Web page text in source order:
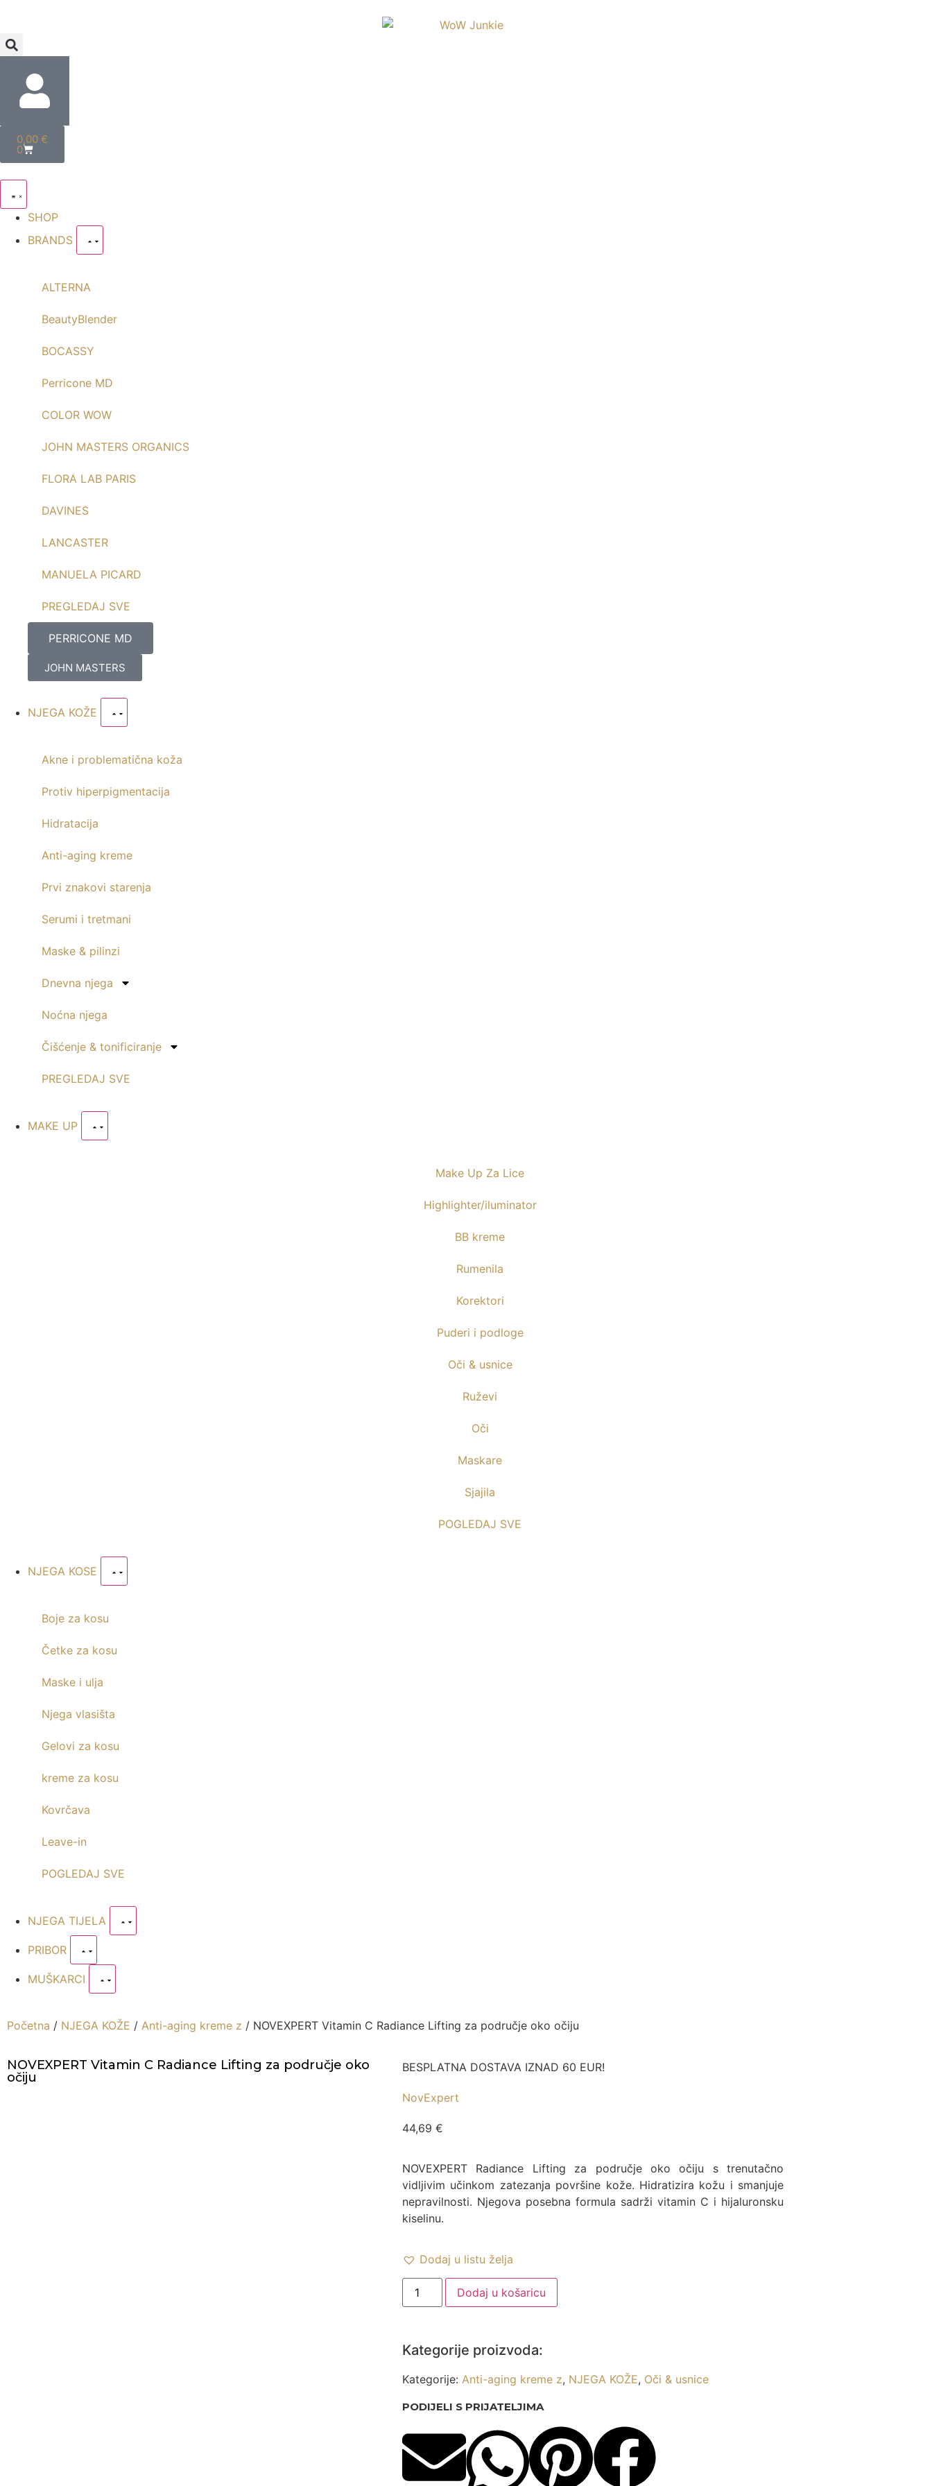
0,00 €
0
SHOP
BRANDS
ALTERNA
BeautyBlender
BOCASSY
Perricone MD
COLOR WOW
JOHN MASTERS ORGANICS
FLORA LAB PARIS
DAVINES
LANCASTER
MANUELA PICARD
PREGLEDAJ SVE
PERRICONE MD
JOHN MASTERS
NJEGA KOŽE
Akne i problematična koža
Protiv hiperpigmentacija
Hidratacija
Anti-aging kreme
Prvi znakovi starenja
Serumi i tretmani
Maske & pilinzi
Dnevna njega
Noćna njega
Čišćenje & tonificiranje
PREGLEDAJ SVE
MAKE UP
Make Up Za Lice
Highlighter/iluminator
BB kreme
Rumenila
Korektori
Puderi i podloge
Oči & usnice
Ruževi
Oči
Maskare
Sjajila
POGLEDAJ SVE
NJEGA KOSE
Boje za kosu
Četke za kosu
Maske i ulja
Njega vlasišta
Gelovi za kosu
kreme za kosu
Kovrčava
Leave-in
POGLEDAJ SVE
NJEGA TIJELA
PRIBOR
MUŠKARCI
Početna / NJEGA KOŽE / Anti-aging kreme z / NOVEXPERT Vitamin C Radiance Lifting za područje oko očiju
NOVEXPERT Vitamin C Radiance Lifting za područje oko
očiju
BESPLATNA DOSTAVA IZNAD 60 EUR!
NovExpert
44,69 €
NOVEXPERT Radiance Lifting za područje oko očiju s trenutačno
vidljivim učinkom zatezanja površine kože. Hidratizira kožu i smanjuje
nepravilnosti. Njegova posebna formula sadrži vitamin C i hijaluronsku
kiselinu.
Dodaj u listu želja
Dodaj u košaricu
Kategorije proizvoda:
Kategorije: Anti-aging kreme z, NJEGA KOŽE, Oči & usnice
PODIJELI S PRIJATELJIMA